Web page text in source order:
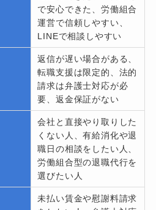
で安心できた、労働組合
運営で信頼しやすい、
LINEで相談しやすい
返信が遅い場合がある、
転職支援は限定的、法的
請求は弁護士対応が必
要、返金保証がない
会社と直接やり取りした
くない人、有給消化や退
職日の相談をしたい人、
労働組合型の退職代行を
選びたい人
未払い賃金や慰謝料請求